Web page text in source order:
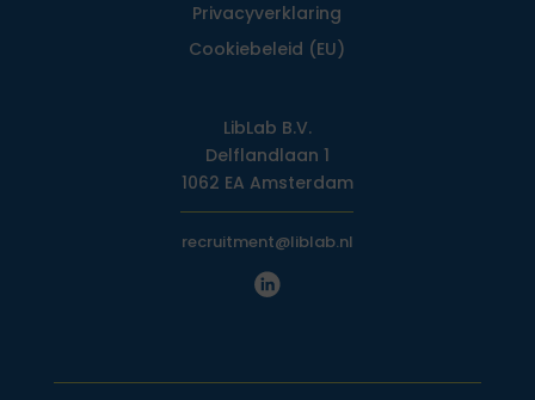
Privacy­verklaring
Cookiebeleid (EU)
LibLab B.V.
Delflandlaan 1
1062 EA Amsterdam
recruitment@liblab.nl